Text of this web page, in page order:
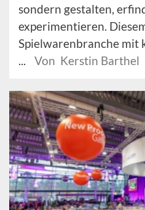
sondern gestalten,
experimentieren.
Spielwarenbranche mit
Von Kerstin Barthel